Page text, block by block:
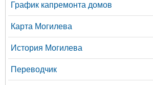
График капремонта домов
Карта Могилева
История Могилева
Переводчик